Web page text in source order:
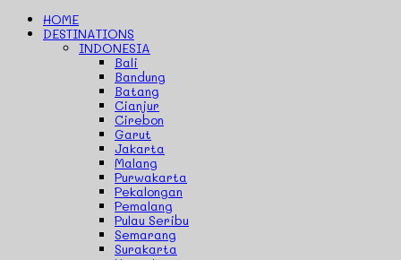
HOME
DESTINATIONS
INDONESIA
Bali
Bandung
Batang
Cianjur
Cirebon
Garut
Jakarta
Malang
Purwakarta
Pekalongan
Pemalang
Pulau Seribu
Semarang
Surakarta